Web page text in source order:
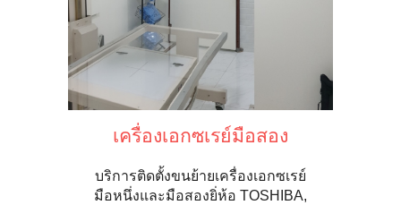
เครื่องเอกซเรย์มือสอง
บริการติดตั้งขนย้ายเครื่องเอกซเรย์
มือหนึ่งและมือสองยิ่ห้อ TOSHIBA,